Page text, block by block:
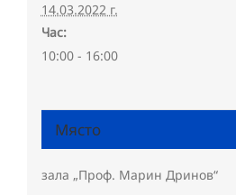
14.03.2022 г.
Час:
10:00 - 16:00
Място
зала „Проф. Марин Дринов“